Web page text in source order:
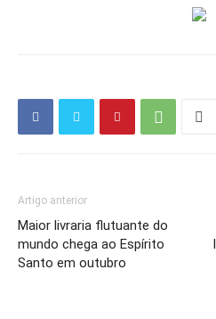
Artigo anterior
Maior livraria flutuante do
mundo chega ao Espírito
Santo em outubro